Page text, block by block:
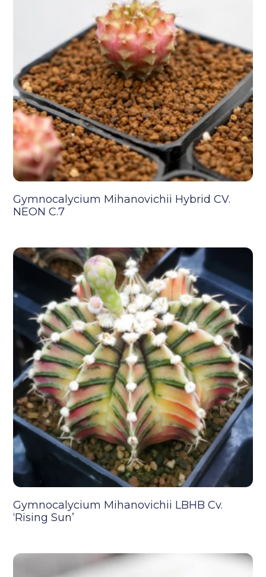
Gymnocalycium Mihanovichii Hybrid CV.
NEON C.7
Gymnocalycium Mihanovichii LBHB Cv.
‘Rising Sun’